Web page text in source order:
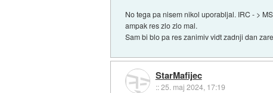
No tega pa nisem nikol uporabljal. IRC - >
ampak res zlo zlo mal.
Sam bi blo pa res zanimiv vidt zadnji dan
StarMafijec
::25. maj 2024, 17:19